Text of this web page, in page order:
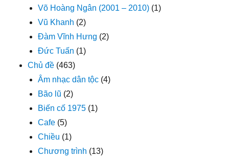
Võ Hoàng Ngân (2001 – 2010) (1)
Vũ Khanh (2)
Đàm Vĩnh Hưng (2)
Đức Tuấn (1)
Chủ đề (463)
Âm nhạc dân tộc (4)
Bão lũ (2)
Biến cố 1975 (1)
Cafe (5)
Chiều (1)
Chương trình (13)